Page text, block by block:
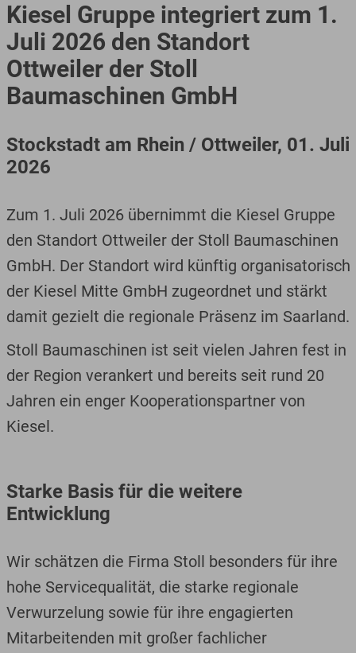
Kiesel Gruppe integriert zum 1.
Juli 2026 den Standort
Ottweiler der Stoll
Baumaschinen GmbH
Stockstadt am Rhein / Ottweiler, 01. Juli
2026
Zum 1. Juli 2026 übernimmt die Kiesel Gruppe
den Standort Ottweiler der Stoll Baumaschinen
GmbH. Der Standort wird künftig organisatorisch
der Kiesel Mitte GmbH zugeordnet und stärkt
damit gezielt die regionale Präsenz im Saarland.
Stoll Baumaschinen ist seit vielen Jahren fest in
der Region verankert und bereits seit rund 20
Jahren ein enger Kooperationspartner von
Kiesel.
Starke Basis für die weitere
Entwicklung
Wir schätzen die Firma Stoll besonders für ihre
hohe Servicequalität, die starke regionale
Verwurzelung sowie für ihre engagierten
Mitarbeitenden mit großer fachlicher